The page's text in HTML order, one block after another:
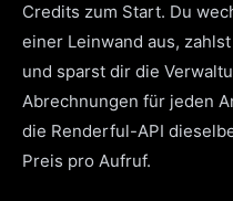
Credits zum Start. Du
einer Leinwand aus,
und sparst dir die
Abrechnungen für jeden
die Renderful-API
Preis pro Aufruf.